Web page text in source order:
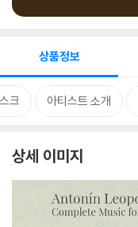
상품정보
크 아티스트 소개
상세 이미지